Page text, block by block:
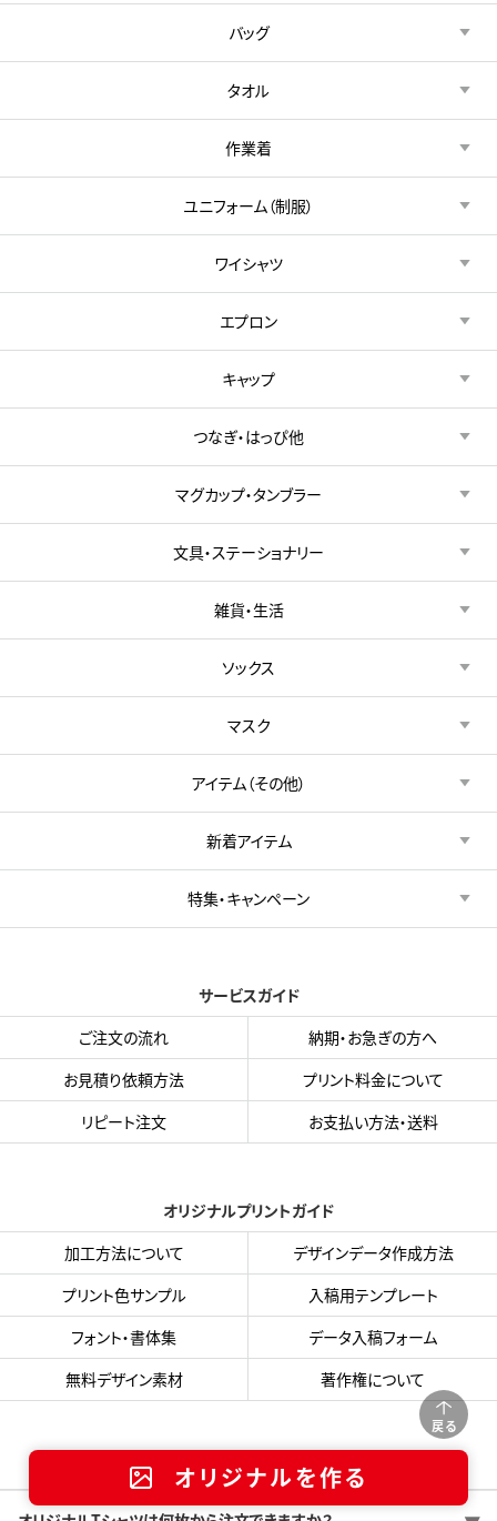
戻る
オリジナルを作る
バッグ
タオル
作業着
ユニフォーム（制服）
ワイシャツ
エプロン
キャップ
つなぎ・はっぴ他
マグカップ・タンブラー
文具・ステーショナリー
雑貨・生活
ソックス
マスク
アイテム（その他）
新着アイテム
特集・キャンペーン
サービスガイド
ご注文の流れ
納期・お急ぎの方へ
お見積り依頼方法
プリント料金について
リピート注文
お支払い方法・送料
オリジナルプリントガイド
加工方法について
デザインデータ作成方法
プリント色サンプル
入稿用テンプレート
フォント・書体集
データ入稿フォーム
無料デザイン素材
著作権について
よくある質問